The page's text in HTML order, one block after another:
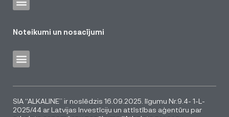
Noteikumi un nosacījumi
SIA “ALKALINE” ir noslēdzis 16.09.2025. līgumu Nr.9.4- 1-L-
2025/44 ar Latvijas Investīciju un attīstības aģentūru par